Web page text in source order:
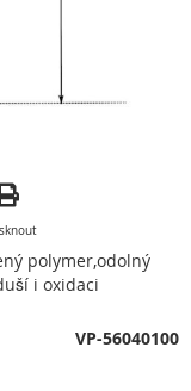
polymer,odolný
i oxidaci
VP-56040100